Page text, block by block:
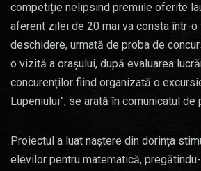
competiție nelipsind premiile oferite
aferent zilei de 20 mai va consta într-
deschidere, urmată de proba de
o vizită a orașului, după evaluarea
concurenților fiind organizată o
Lupeniului”, se arată în comunicatul de
Proiectul a luat naștere din dorința
elevilor pentru matematică,